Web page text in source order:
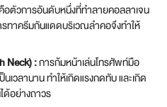
อตัวการอันดับหนึ่งที่ทำลายคอลลาเจน
ทาครีมกันแดดบริเวณลำคอจึงทำให้
Neck) :การก้มหน้าเล่นโทรศัพท์มือ
วลานาน ทำให้เกิดแรงกดทับ และเกิด
ด้อย่างถาวร